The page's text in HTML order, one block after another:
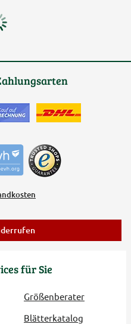
für Sie
Größenberater
Blätterkatalog